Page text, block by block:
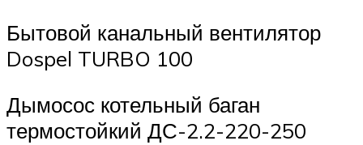
Бытовой канальный вентилятор
Dospel TURBO 100
Дымосос котельный баган
термостойкий ДС-2.2-220-250